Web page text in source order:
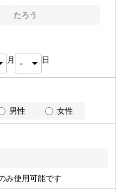
月 日
男性 女性
み使用可能です